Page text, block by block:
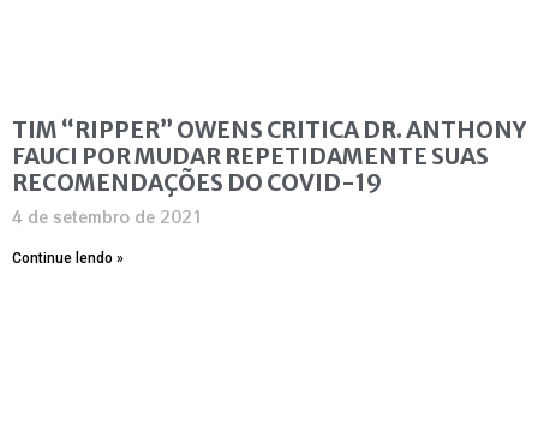
TIM “RIPPER” OWENS CRITICA DR. ANTHONY
FAUCI POR MUDAR REPETIDAMENTE SUAS
RECOMENDAÇÕES DO COVID-19
4 de setembro de 2021
Continue lendo »